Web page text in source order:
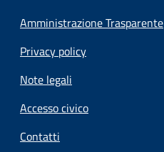
Amministrazione Trasparente
Privacy policy
Note legali
Accesso civico
Contatti